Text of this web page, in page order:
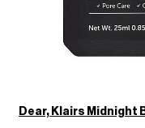
Dear, Klairs Midnight